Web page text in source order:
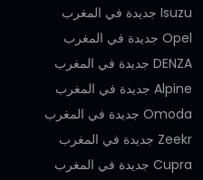
Isuzu جديدة في المغرب
Opel جديدة في المغرب
DENZA جديدة في المغرب
Alpine جديدة في المغرب
Omoda جديدة في المغرب
Zeekr جديدة في المغرب
Cupra جديدة في المغرب